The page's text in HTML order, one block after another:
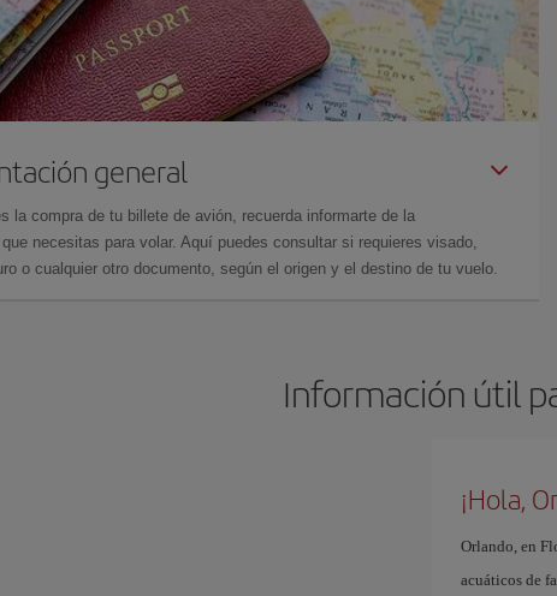
general
la compra de tu billete de avión, recuerda informarte de la
necesitas para volar. Aquí puedes consultar si requieres visado,
o cualquier otro documento, según el origen y el destino de tu vuelo.
Información útil
¡Hola,
Orlando, en
acuáticos de